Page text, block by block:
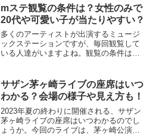
ブツアー2025について・サザンライブツ
アー202...
mステ観覧の条件は？女性のみで
20代や可愛い子が当たりやすい？
多くのアーティストが出演するミュージ
ックステーションですが、毎回観覧して
いる人達がいますよね。観覧の条件はど
20代や可愛い子が当たりやすいとSNSで
噂が広まっていました...
サザン茅ヶ崎ライブの座席はいつ
わかる？会場の様子や見え方も！
2023年夏の終わりに開催される、サザン
茅ヶ崎ライブの座席はいつわかるのでし
ょうか。今回のライブは、茅ヶ崎公演野